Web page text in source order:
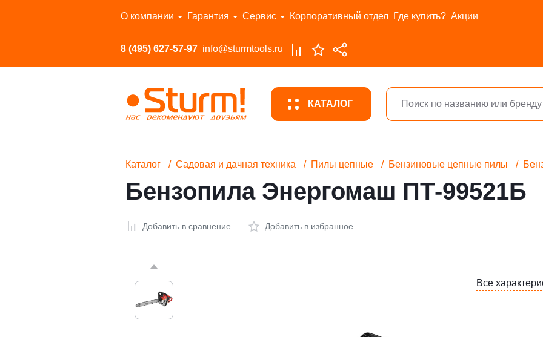
О компании Гарантия Сервис Корпоративный отдел Где купить? Акции
8 (495) 627-57-97 info@sturmtools.ru
КАТАЛОГ
Перейти в каталог
Каталог Садовая и дачная техника Пилы цепные Бензиновые цепные пилы
Бензопила Энергомаш ПТ-99521Б
Добавить в сравнение Добавить в избранное
Все